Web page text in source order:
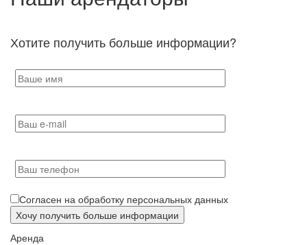
Хотите получить больше информации?
Согласен на обработку персональных данных
Аренда